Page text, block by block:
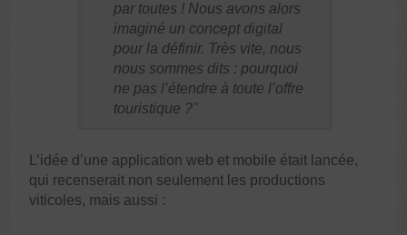
par toutes ! Nous avons alors
imaginé un concept digital
pour la définir. Très vite, nous
nous sommes dits : pourquoi
ne pas l’étendre à toute l’offre
touristique ?
L’idée d’une application web et mobile était lancée,
qui recenserait non seulement les productions
viticoles, mais aussi :